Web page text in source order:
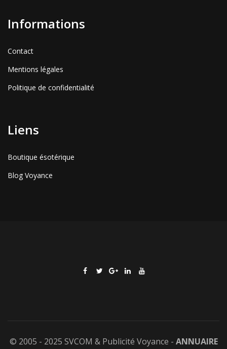
Informations
Contact
Mentions légales
Politique de confidentialité
Liens
Boutique ésotérique
Blog Voyance
© 2005 - 2025 SVCOM & Publicité Voyance - ANNUAIRE